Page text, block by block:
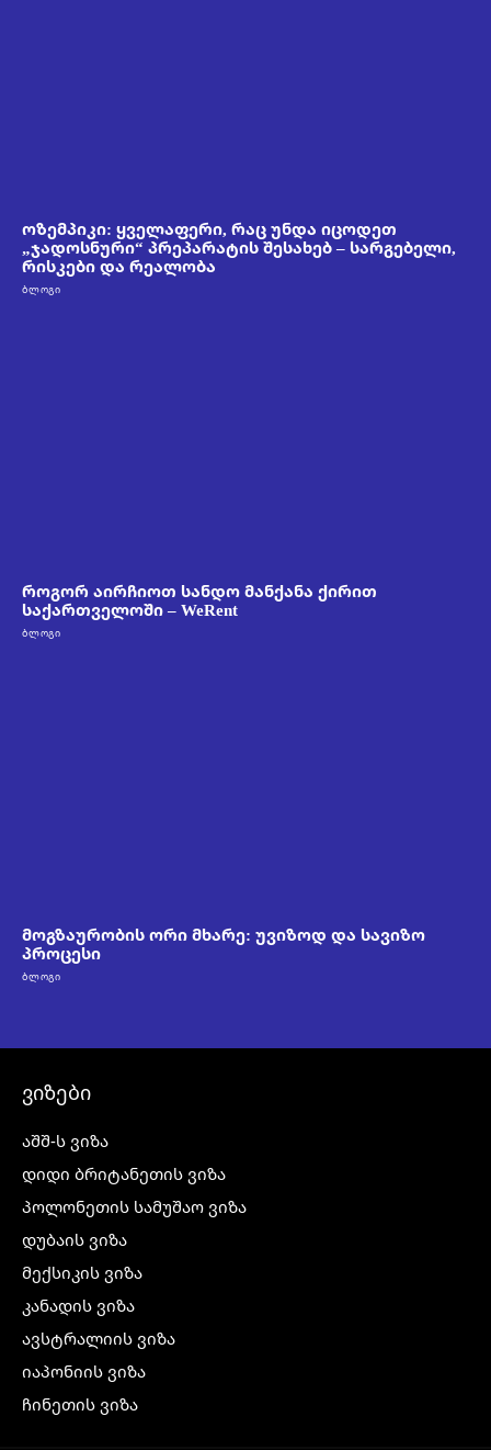
ოზემპიკი: ყველაფერი, რაც უნდა იცოდეთ
„ჯადოსნური“ პრეპარატის შესახებ – სარგებელი,
რისკები და რეალობა
ᲑᲚᲝᲒᲘ
როგორ აირჩიოთ სანდო მანქანა ქირით
საქართველოში – WeRent
ᲑᲚᲝᲒᲘ
მოგზაურობის ორი მხარე: უვიზოდ და სავიზო
პროცესი
ᲑᲚᲝᲒᲘ
ვიზები
აშშ-ს ვიზა
დიდი ბრიტანეთის ვიზა
პოლონეთის სამუშაო ვიზა
დუბაის ვიზა
მექსიკის ვიზა
კანადის ვიზა
ავსტრალიის ვიზა
იაპონიის ვიზა
ჩინეთის ვიზა